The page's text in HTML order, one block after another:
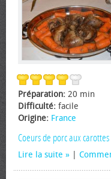
Préparation: 20 min
Difficulté: facile
Origine: France
Coeurs de porc aux carottes
Lire la suite